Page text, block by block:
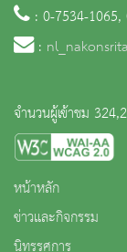
: 0-7534-
:
จำนวนผู้เข้าชม
หน้าหลัก
ข่าวและกิจกรรม